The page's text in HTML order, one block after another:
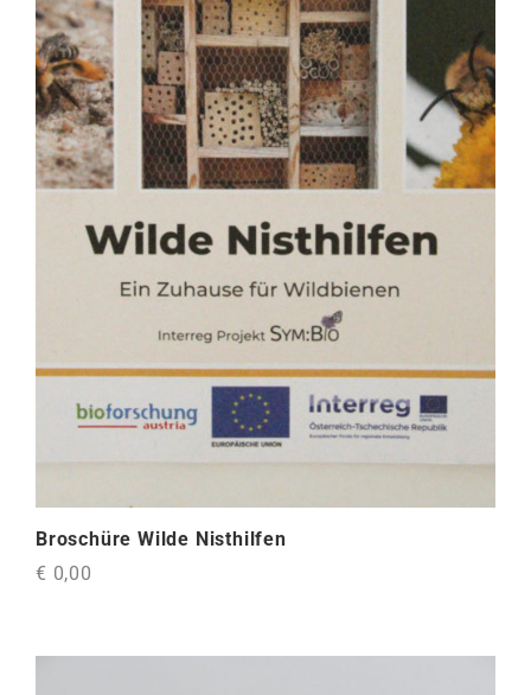
Broschüre Wilde Nisthilfen
€ 0,00